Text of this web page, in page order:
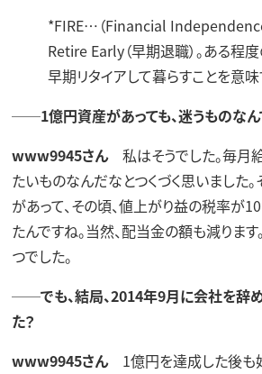
*FIRE…（Financial
Retire Early（早期退職）。ある程
早期リタイアして暮らすことを意味
──1億円資産があっても、迷うものなん
www9945さん私はそうでした。毎月
たいものなんだなとつくづく思いました。
があって、その頃、値上がり益の税率が
たんですね。当然、配当金の額も減りま
つでした。
──でも、結局、2014年9月に会社を辞
た？
www9945さん1億円を達成した後も